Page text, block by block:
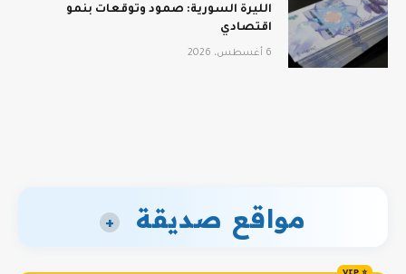
الليرة السورية: صمود وتوقعات بنمو
اقتصادي
6 أغسطس، 2026
مواقع صديقة +